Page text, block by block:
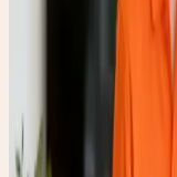
中国连锁经营协会优
全国生活服务业连锁
全国十佳投资创业优
中国家政行业十大影